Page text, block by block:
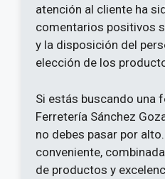
atención al cliente ha
comentarios positivos
y la disposición del
elección de los
Si estás buscando una
Ferretería Sánchez
no debes pasar por
conveniente,
de productos y